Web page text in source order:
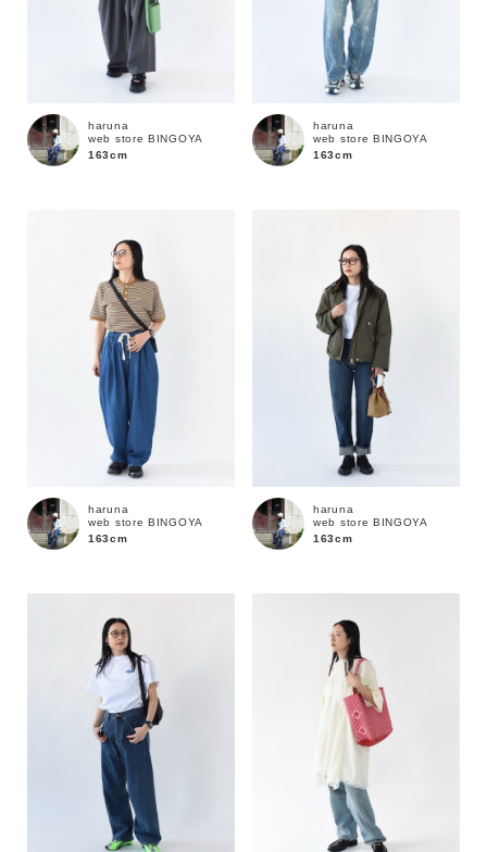
商品タイプ
通常商品 予約商品
セール価格 WEB限定
haruna
web store BINGOYA
163cm
haruna
web store BINGOYA
163cm
haruna
web store BINGOYA
163cm
haruna
web store BINGOYA
163cm